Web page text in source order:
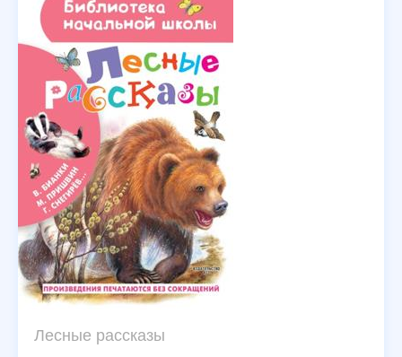
Лесные рассказы